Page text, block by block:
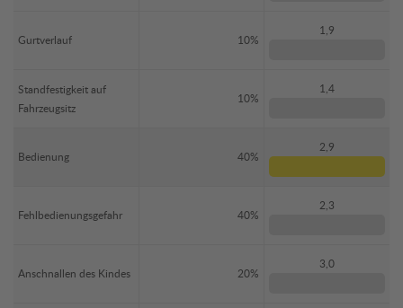
Gurtverlauf 10%
1,9
Standfestigkeit auf
Fahrzeugsitz
10%
1,4
Bedienung 40%
2,9
Fehlbedienungsgefahr 40%
2,3
Anschnallen des Kindes 20%
3,0